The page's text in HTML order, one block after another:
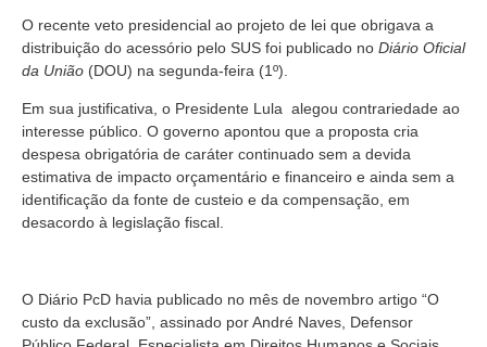
O recente veto presidencial ao projeto de lei que obrigava a
distribuição do acessório pelo SUS foi publicado no Diário Oficial
da União (DOU) na segunda-feira (1º).
Em sua justificativa, o Presidente Lula alegou contrariedade ao
interesse público. O governo apontou que a proposta cria
despesa obrigatória de caráter continuado sem a devida
estimativa de impacto orçamentário e financeiro e ainda sem a
identificação da fonte de custeio e da compensação, em
desacordo à legislação fiscal.
O Diário PcD havia publicado no mês de novembro artigo “O
custo da exclusão”, assinado por André Naves, Defensor